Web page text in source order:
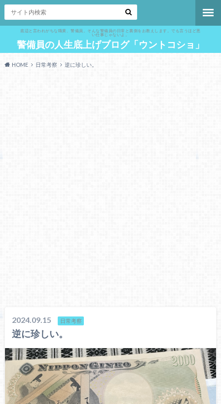
底辺と言われがちな職業、警備員。そんな警備員の日常と裏側をお教えします。でも言うほど悪
い仕事じゃないよ。
警備員の人生底上げブログ「ウントコショ」
HOME 日常考察 逆に珍しい。
2024.09.15 日常考察
逆に珍しい。